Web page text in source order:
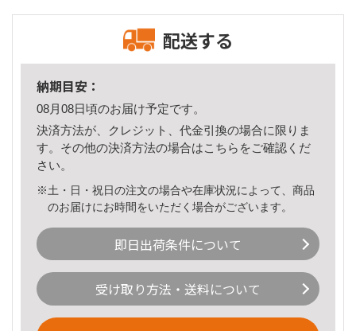
配送する
納期目安：
08月08日頃のお届け予定です。
決済方法が、クレジット、代金引換の場合に限りま
す。その他の決済方法の場合はこちら をご確認くだ
さい。
※土・日・祝日の注文の場合や在庫状況によって、商品
のお届けにお時間をいただく場合がございます。
即日出荷条件について
受け取り方法・送料について